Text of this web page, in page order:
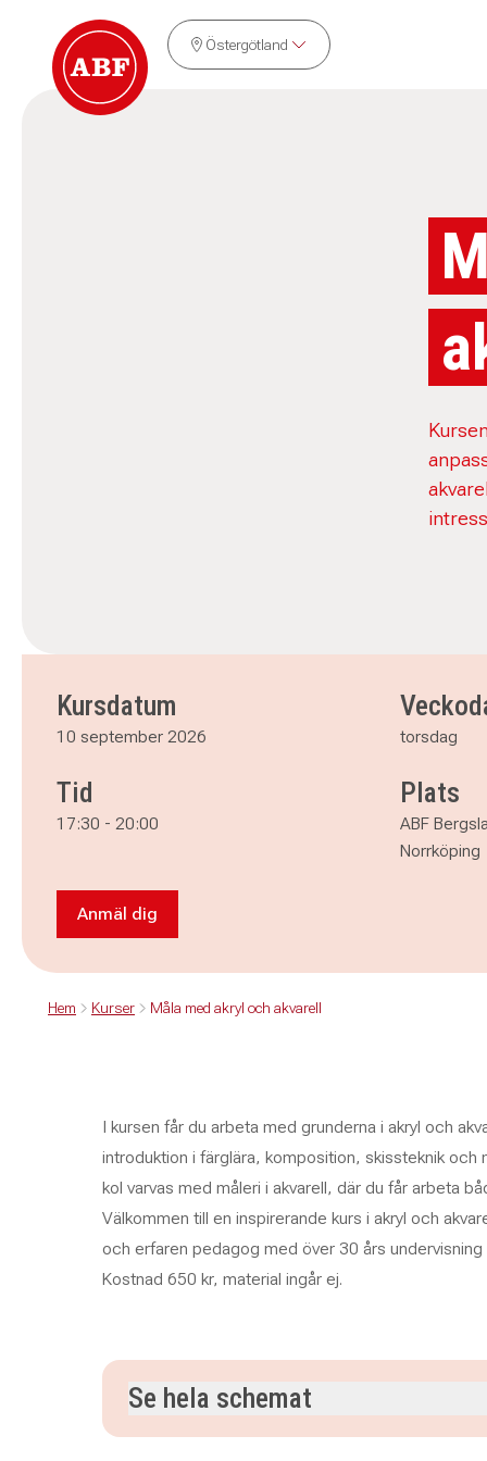
Östergötland
Kursdatum
10 september 2026 torsdag
Tid
17:30 - 20:00
Plats
ABF
Norrköping
Anmäl dig till Måla med akryl och akvarell
Anmäl dig
Hem Kurser Måla med akryl och akvarell
I kursen får du arbeta med grunderna i akryl och
introduktion i färglära, komposition, skissteknik och
kol varvas med måleri i akvarell, där du får arbeta
Välkommen till en inspirerande kurs i akryl och
och erfaren pedagog med över 30 års
Kostnad 650 kr, material ingår ej.
Se hela schemat